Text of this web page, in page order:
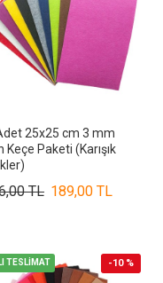
25x25 cm 3 mm
Keçe Paketi (Karışık
189,00 TL
TL
TESLİMAT -10 %